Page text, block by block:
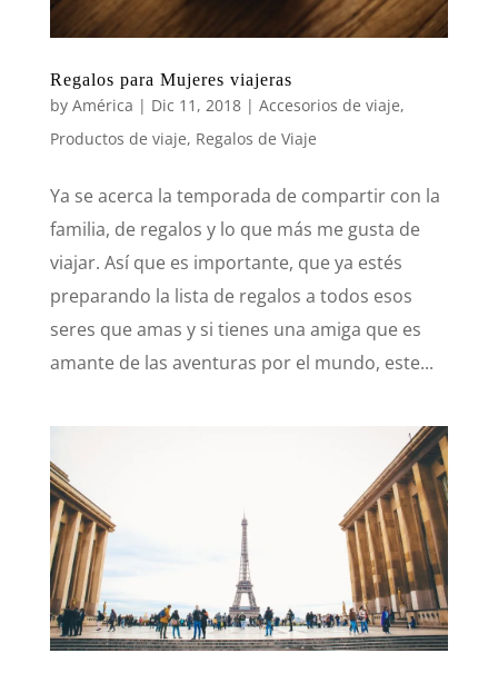
Regalos para Mujeres viajeras
by América | Dic 11, 2018| Accesorios de viaje,
Productos de viaje, Regalos de Viaje
Ya se acerca la temporada de compartir con la
familia, de regalos y lo que más me gusta de
viajar. Así que es importante, que ya estés
preparando la lista de regalos a todos esos
seres que amas y si tienes una amiga que es
amante de las aventuras por el mundo, este...